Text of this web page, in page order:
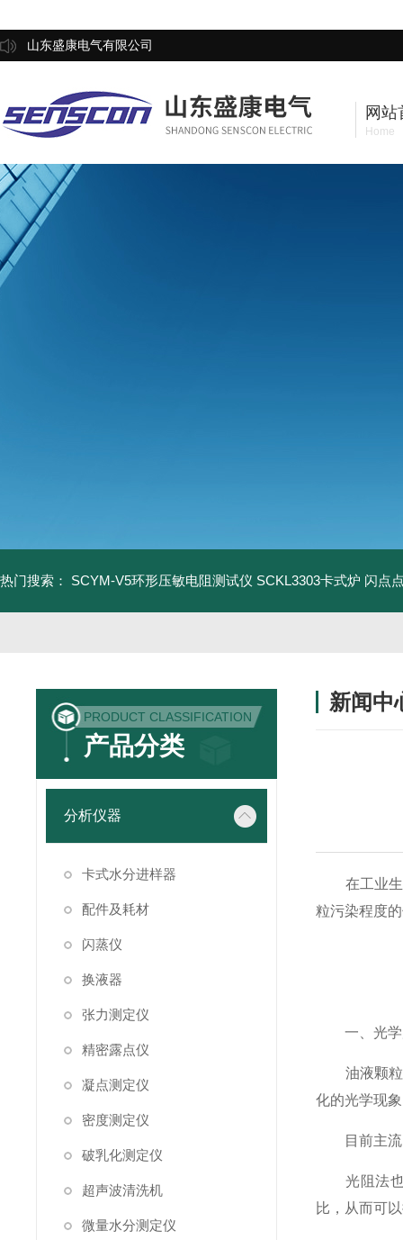
山东盛康电气有限公司
网站
Home
热门搜索： SCYM-V5环形压敏电阻测试仪 SCKL3303卡式炉 闪点
PRODUCT CLASSIFICATION
产品分类
分析仪器
卡式水分进样器
配件及耗材
闪蒸仪
换液器
张力测定仪
精密露点仪
凝点测定仪
密度测定仪
破乳化测定仪
超声波清洗机
微量水分测定仪
新闻中
在工业生
粒污染程度
一、光学
油液颗粒计
化的光学现
目前主流的
光阻法也
比，从而可